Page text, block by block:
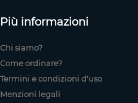
Più informazioni
Chi siamo?
Come ordinare?
Termini e condizioni d'uso
Menzioni legali